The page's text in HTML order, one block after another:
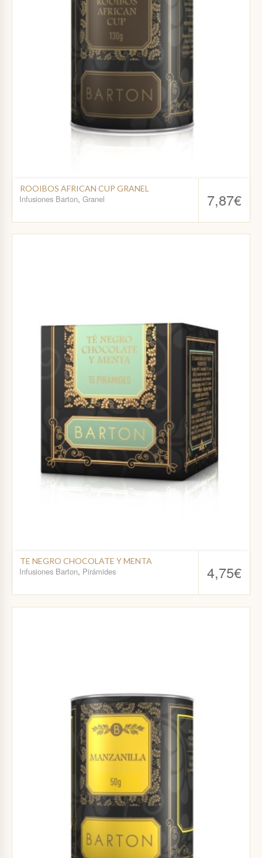
7,87€
ROOIBOS AFRICAN CUP GRANEL
Infusiones Barton, Granel
4,75€
TE NEGRO CHOCOLATE Y MENTA
Infusiones Barton, Pirámides